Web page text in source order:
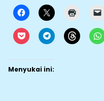
Menyukai ini: